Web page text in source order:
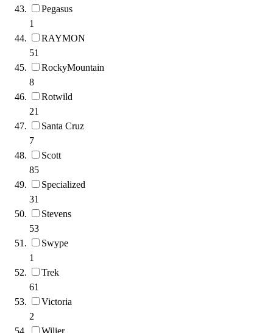
Pegasus
1
RAYMON
51
RockyMountain
8
Rotwild
21
Santa Cruz
7
Scott
85
Specialized
31
Stevens
53
Swype
1
Trek
61
Victoria
2
Wilier